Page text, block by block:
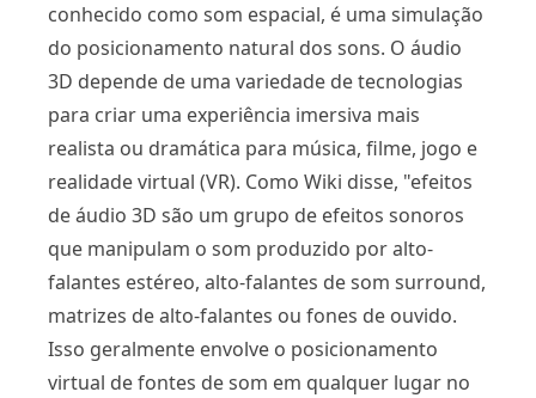
conhecido como som espacial, é uma simulação
do posicionamento natural dos sons. O áudio
3D depende de uma variedade de tecnologias
para criar uma experiência imersiva mais
realista ou dramática para música, filme, jogo e
realidade virtual (VR). Como Wiki disse, "efeitos
de áudio 3D são um grupo de efeitos sonoros
que manipulam o som produzido por alto-
falantes estéreo, alto-falantes de som surround,
matrizes de alto-falantes ou fones de ouvido.
Isso geralmente envolve o posicionamento
virtual de fontes de som em qualquer lugar no